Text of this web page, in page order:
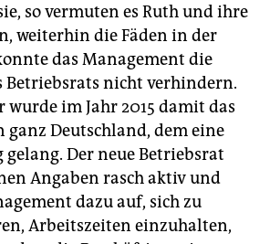
so vermuten es Ruth und ihre
weiterhin die Fäden in der
das Management die
nicht verhindern.
wurde im Jahr 2015 damit das
ganz Deutschland, dem eine
gelang. Der neue Betriebsrat
Angaben rasch aktiv und
dazu auf, sich zu
Arbeitszeiten einzuhalten,